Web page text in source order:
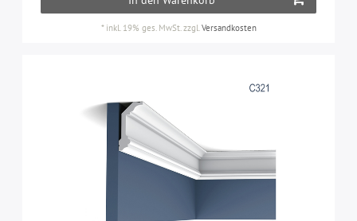
* inkl. 19% ges. MwSt. zzgl. Versandkosten